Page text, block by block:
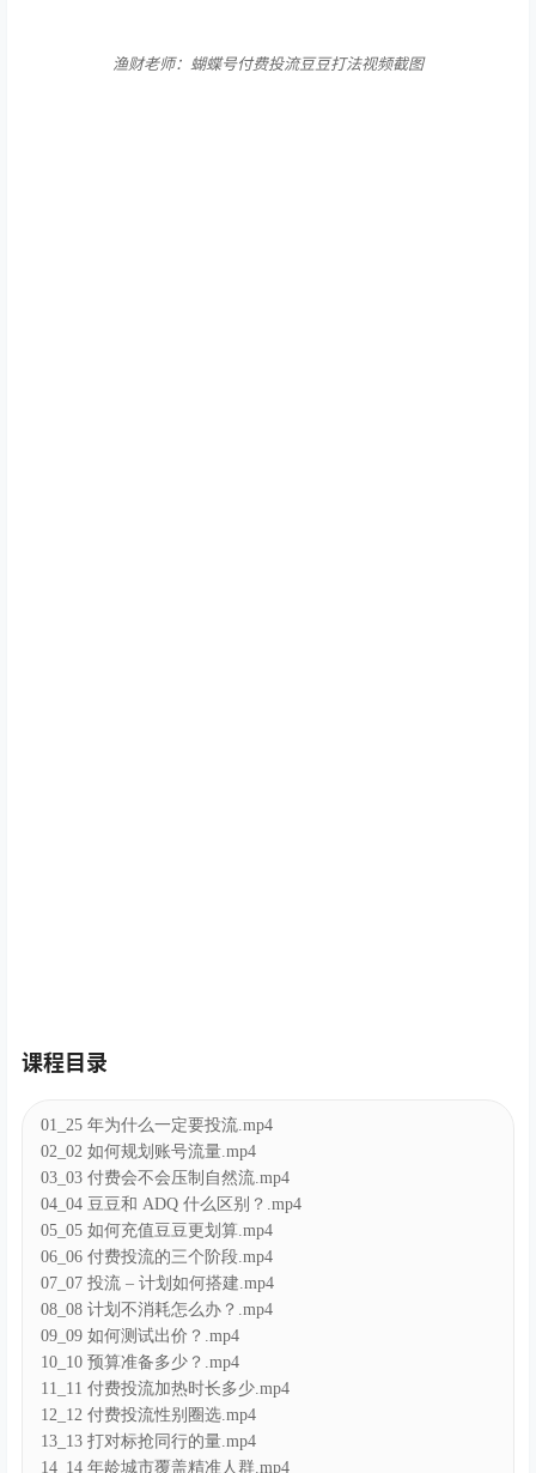
02_02 如何规划账号流量.mp4
03_03 付费会不会压制自然流.mp4
04_04 豆豆和 ADQ 什么区别？.mp4
05_05 如何充值豆豆更划算.mp4
06_06 付费投流的三个阶段.mp4
07_07 投流 – 计划如何搭建.mp4
08_08 计划不消耗怎么办？.mp4
09_09 如何测试出价？.mp4
10_10 预算准备多少？.mp4
11_11 付费投流加热时长多少.mp4
12_12 付费投流性别圈选.mp4
13_13 打对标抢同行的量.mp4
14_14 年龄城市覆盖精准人群.mp4
15_15 如何圈选兴趣.mp4